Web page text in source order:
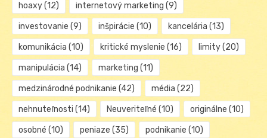
hoaxy(12) internetový marketing (9)
investovanie (9) inšpirácie (10) kancelária (13)
komunikácia (10) kritické myslenie (16) limity(20)
manipulácia (14) marketing (11)
medzinárodné podnikanie (42) média (22)
nehnuteľnosti (14) Neuveriteľné (10) originálne (10)
osobné (10) peniaze (35) podnikanie (10)